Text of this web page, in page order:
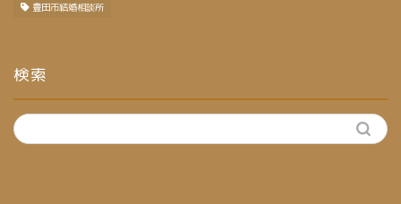
豊田市結婚相談所
検索